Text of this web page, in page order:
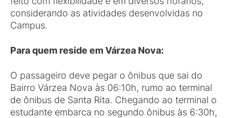
considerando as atividades desenvolvidas no
Campus.
Para quem reside em Várzea Nova:
O passageiro deve pegar o ônibus que sai do
Bairro Várzea Nova às 06:10h, rumo ao terminal
de ônibus de Santa Rita. Chegando ao terminal o
estudante embarca no segundo ônibus às 6:30h,